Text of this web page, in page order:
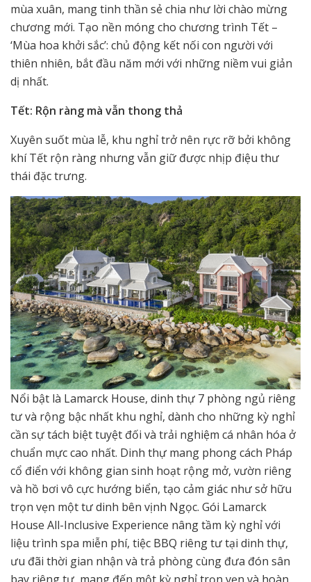
mùa xuân, mang tinh thần sẻ chia như lời chào mừng
chương mới. Tạo nền móng cho chương trình Tết –
‘Mùa hoa khởi sắc’: chủ động kết nối con người với
thiên nhiên, bắt đầu năm mới với những niềm vui giản
dị nhất.
Tết: Rộn ràng mà vẫn thong thả
Xuyên suốt mùa lễ, khu nghỉ trở nên rực rỡ bởi không
khí Tết rộn ràng nhưng vẫn giữ được nhịp điệu thư
thái đặc trưng.
Nổi bật là Lamarck House, dinh thự 7 phòng ngủ riêng
tư và rộng bậc nhất khu nghỉ, dành cho những kỳ nghỉ
cần sự tách biệt tuyệt đối và trải nghiệm cá nhân hóa ở
chuẩn mực cao nhất. Dinh thự mang phong cách Pháp
cổ điển với không gian sinh hoạt rộng mở, vườn riêng
và hồ bơi vô cực hướng biển, tạo cảm giác như sở hữu
trọn vẹn một tư dinh bên vịnh Ngọc. Gói Lamarck
House All-Inclusive Experience nâng tầm kỳ nghỉ với
liệu trình spa miễn phí, tiệc BBQ riêng tư tại dinh thự,
ưu đãi thời gian nhận và trả phòng cùng đưa đón sân